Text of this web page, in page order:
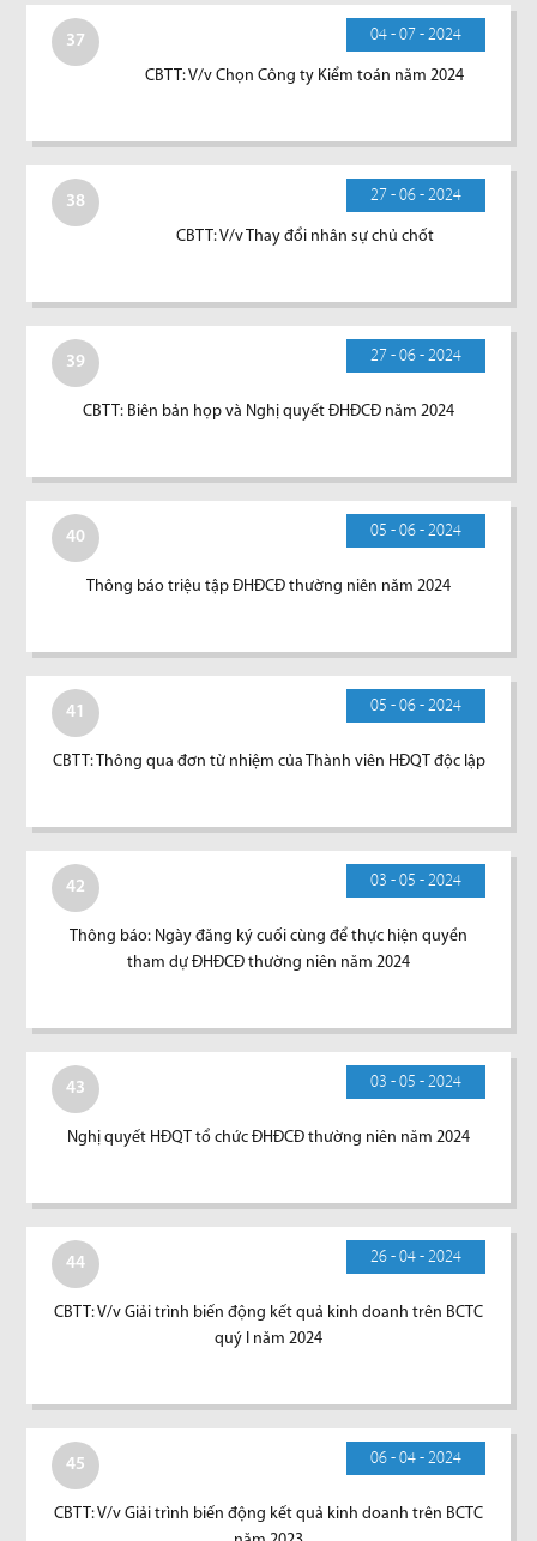
37 04 - 07 - 2024
CBTT: V/v Chọn Công ty Kiểm toán năm 2024
38 27 - 06 - 2024
CBTT: V/v Thay đổi nhân sự chủ chốt
39 27 - 06 - 2024
CBTT: Biên bản họp và Nghị quyết ĐHĐCĐ năm 2024
40 05 - 06 - 2024
Thông báo triệu tập ĐHĐCĐ thường niên năm 2024
41 05 - 06 - 2024
CBTT: Thông qua đơn từ nhiệm của Thành viên HĐQT độc lập
42 03 - 05 - 2024
Thông báo: Ngày đăng ký cuối cùng để thực hiện quyền
tham dự ĐHĐCĐ thường niên năm 2024
43 03 - 05 - 2024
Nghị quyết HĐQT tổ chức ĐHĐCĐ thường niên năm 2024
44 26 - 04 - 2024
CBTT: V/v Giải trình biến động kết quả kinh doanh trên BCTC
quý I năm 2024
45 06 - 04 - 2024
CBTT: V/v Giải trình biến động kết quả kinh doanh trên BCTC